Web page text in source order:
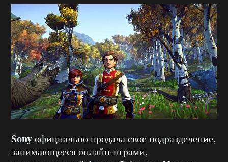
Sonyофициально продала свое подразделение,
занимающееся онлайн-играми,